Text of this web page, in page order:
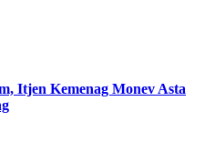
Itjen Kemenag Monev Asta